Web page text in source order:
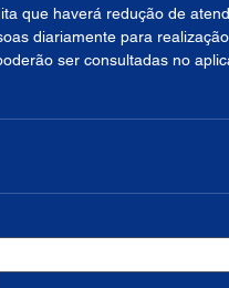
que haverá redução de
diariamente para
ser consultadas no